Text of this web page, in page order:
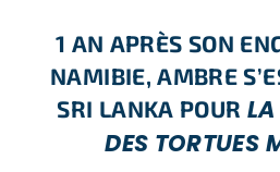
1 AN APRÈS SON
NAMIBIE, AMBRE
SRI LANKA POUR
DES TORTUES